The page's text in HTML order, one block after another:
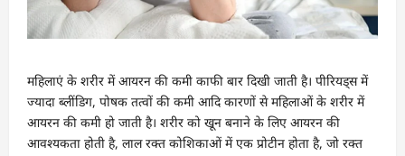
महिलाएं के शरीर में आयरन की कमी काफी बार दिखी जाती है। पीरियड्स में
ज्यादा ब्लींडिग, पोषक तत्वों की कमी आदि कारणों से महिलाओं के शरीर में
आयरन की कमी हो जाती है। शरीर को खून बनाने के लिए आयरन की
आवश्यकता होती है, लाल रक्त कोशिकाओं में एक प्रोटीन होता है, जो रक्त